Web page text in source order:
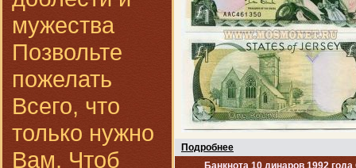
мужества
Позвольте
пожелать
Всего, что
только нужно
Вам, Чтоб
Подробнее
Банкнота 10 динаров 1992